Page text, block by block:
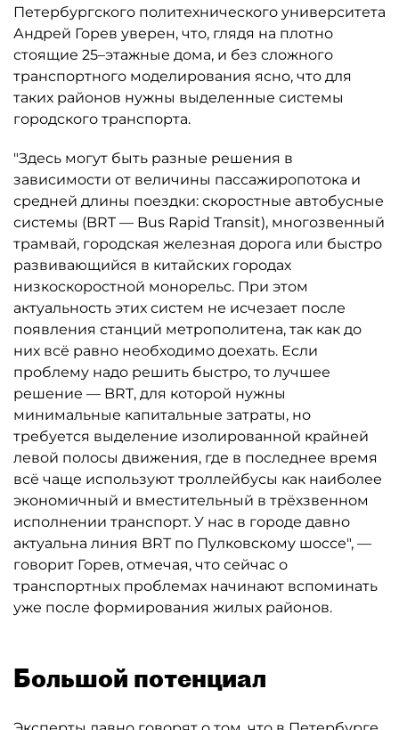
Петербургского политехнического университета
Андрей Горев уверен, что, глядя на плотно
стоящие 25–этажные дома, и без сложного
транспортного моделирования ясно, что для
таких районов нужны выделенные системы
городского транспорта.
"Здесь могут быть разные решения в
зависимости от величины пассажиропотока и
средней длины поездки: скоростные автобусные
системы (BRT — Bus Rapid Transit), многозвенный
трамвай, городская железная дорога или быстро
развивающийся в китайских городах
низкоскоростной монорельс. При этом
актуальность этих систем не исчезает после
появления станций метрополитена, так как до
них всё равно необходимо доехать. Если
проблему надо решить быстро, то лучшее
решение — BRT, для которой нужны
минимальные капитальные затраты, но
требуется выделение изолированной крайней
левой полосы движения, где в последнее время
всё чаще используют троллейбусы как наиболее
экономичный и вместительный в трёхзвенном
исполнении транспорт. У нас в городе давно
актуальна линия BRT по Пулковскому шоссе", —
говорит Горев, отмечая, что сейчас о
транспортных проблемах начинают вспоминать
уже после формирования жилых районов.
Большой потенциал